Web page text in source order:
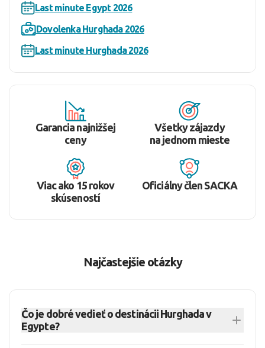
Last minute Egypt 2026
Dovolenka Hurghada 2026
Last minute Hurghada 2026
Garancia najnižšej
ceny
Všetky zájazdy
na jednom mieste
Viac ako 15 rokov
skúseností
Oficiálny člen SACKA
Najčastejšie otázky
Čo je dobré vedieť o destinácii Hurghada v
Egypte?